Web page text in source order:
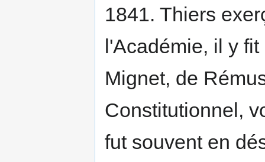
1841. Thiers
l'Académie, il y
Mignet, de
Constitutionnel,
fut souvent en